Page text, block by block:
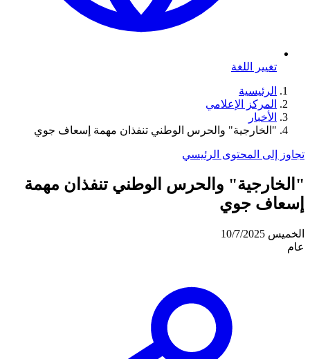
تغيير اللغة
الرئيسية
المركز الإعلامي
الأخبار
"الخارجية" والحرس الوطني تنفذان مهمة إسعاف جوي
تجاوز إلى المحتوى الرئيسي
"الخارجية" والحرس الوطني تنفذان مهمة
إسعاف جوي
الخميس 10/7/2025
عام